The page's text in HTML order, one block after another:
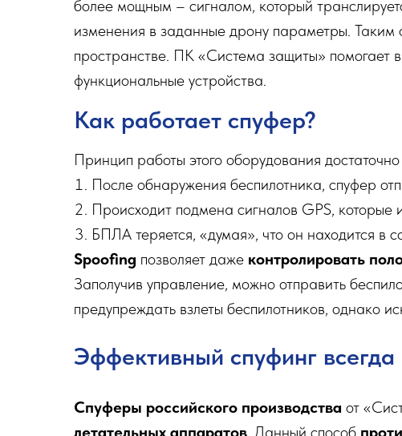
более мощным – сигналом, который
изменения в заданные дрону параметры. Таким
пространстве. ПК «Система защиты» помогает
функциональные устройства.
Принцип работы этого оборудования достаточно
После обнаружения беспилотника, спуфер
Происходит подмена сигналов GPS, которые
БПЛА теряется, «думая», что он находится в
Spoofing позволяет даже контролировать
Заполучив управление, можно отправить
предупреждать взлеты беспилотников, однако
Спуферы российского производства от
Эффективный спуфинг всегда
Как работает спуфер?